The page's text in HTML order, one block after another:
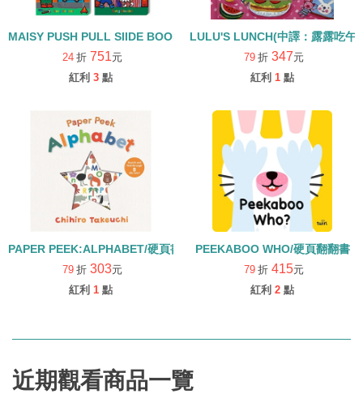
MAISY PUSH PULL SIIDE BOOK/小鼠波波硬頁操作書.
24 折 751元
紅利 3 點
LULU'S LUNCH(中譯：露露吃午
79 折 347元
紅利 1 點
PAPER PEEK:ALPHABET/硬頁書
79 折 303元
紅利 1 點
PEEKABOO WHO/硬頁翻翻書
79 折 415元
紅利 2 點
近期觀看商品一覽